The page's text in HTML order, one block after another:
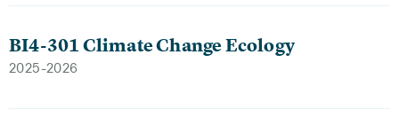
BI4-301 Climate Change Ecology
2025-2026